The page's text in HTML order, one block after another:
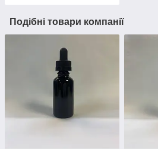
Подібні товари компанії